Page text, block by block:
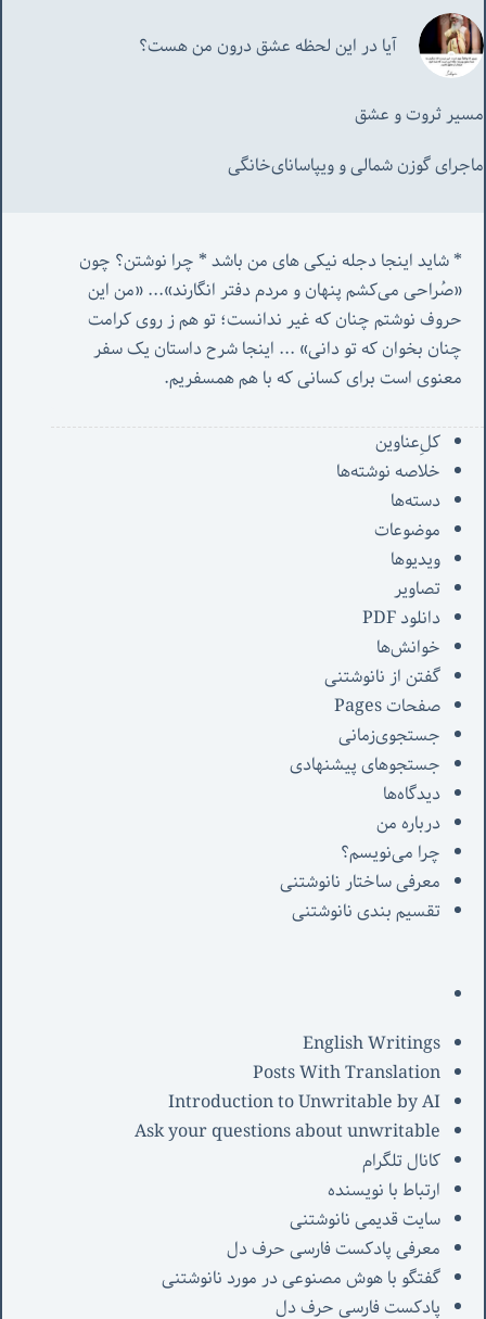
آیا در این لحظه عشق درون من هست؟
مسیر ثروت و عشق
ماجرای گوزن شمالی و‌ ویپاسانای‌خانگی
«صُراحی می‌کشم پنهان‌ و مردم‌ دفتر انگارند»... «
چنان بخوان که تو دانی» ...
معنوی است برای کسانی که با هم همسفریم.
کل‌ِعناوین
خلاصه نوشته‌ها
دسته‌ها
موضوعات
ویدیوها
تصاویر
دانلود PDF
خوانش‌ها
گفتن از نانوشتنی
صفحات Pages
جستجوی‌زمانی
جستجوهای پیشنهادی
دیدگاه‌ها
درباره من
چرا می‌نویسم؟
معرفی‌ ساختار نانوشتنی
تقسیم بندی نانوشتنی
English Writings
Posts With Translation
Introduction to Unwritable by AI
Ask your questions about unwritable
کانال تلگرام
ارتباط با نویسنده
سایت قدیمی نانوشتنی
معرفی پادکست فارسی حرف دل
گفتگو با هوش مصنوعی در مورد نانوشتنی
پادکست فارسی حرف دل